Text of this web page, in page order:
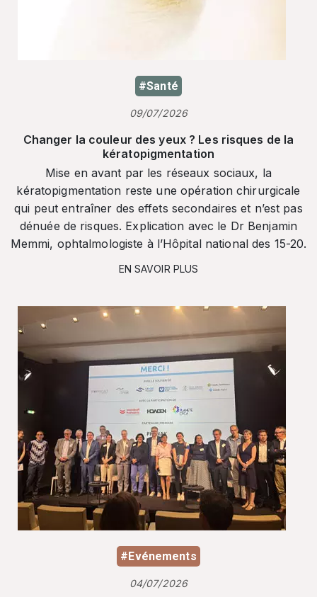
#Santé
09/07/2026
Changer la couleur des yeux ? Les risques de la
kératopigmentation
Mise en avant par les réseaux sociaux, la
kératopigmentation reste une opération chirurgicale
qui peut entraîner des effets secondaires et n’est pas
dénuée de risques. Explication avec le Dr Benjamin
Memmi, ophtalmologiste à l’Hôpital national des 15-20.
EN SAVOIR PLUS
#Evénements
04/07/2026